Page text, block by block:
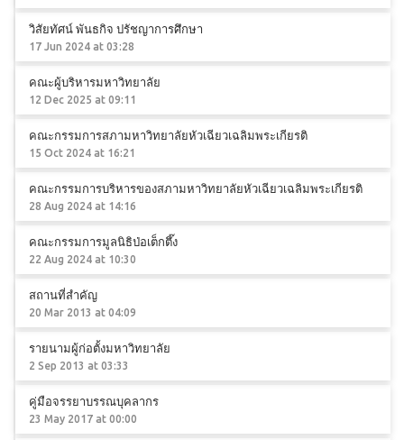
วิสัยทัศน์ พันธกิจ ปรัชญาการศึกษา
17 Jun 2024 at 03:28
คณะผู้บริหารมหาวิทยาลัย
12 Dec 2025 at 09:11
คณะกรรมการสภามหาวิทยาลัยหัวเฉียวเฉลิมพระเกียรติ
15 Oct 2024 at 16:21
คณะกรรมการบริหารของสภามหาวิทยาลัยหัวเฉียวเฉลิมพระเกียรติ
28 Aug 2024 at 14:16
คณะกรรมการมูลนิธิป่อเต็กตึ๊ง
22 Aug 2024 at 10:30
สถานที่สำคัญ
20 Mar 2013 at 04:09
รายนามผู้ก่อตั้งมหาวิทยาลัย
2 Sep 2013 at 03:33
คู่มือจรรยาบรรณบุคลากร
23 May 2017 at 00:00